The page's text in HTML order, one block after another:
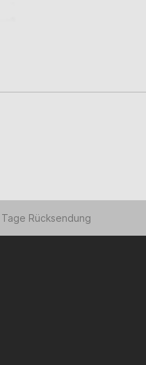
Rücksendung